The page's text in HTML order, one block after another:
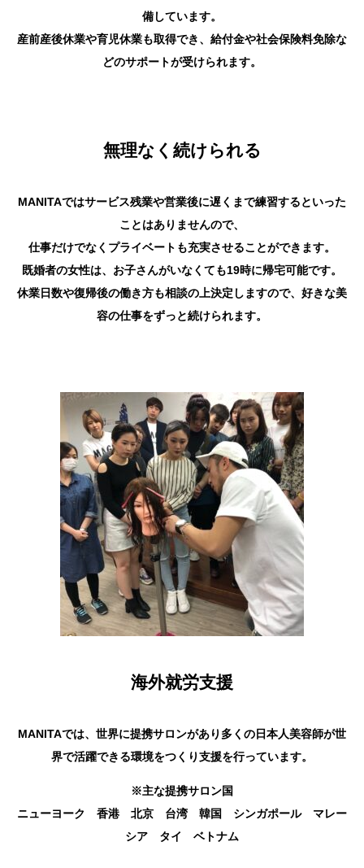
備しています。
産前産後休業や育児休業も取得でき、給付金や社会保険料免除な
どのサポートが受けられます。
無理なく続けられる
MANITAではサービス残業や営業後に遅くまで練習するといった
ことはありませんので、
仕事だけでなくプライベートも充実させることができます。
既婚者の女性は、お子さんがいなくても19時に帰宅可能です。
休業日数や復帰後の働き方も相談の上決定しますので、好きな美
容の仕事をずっと続けられます。
海外就労支援
MANITAでは、世界に提携サロンがあり多くの日本人美容師が世
界で活躍できる環境をつくり支援を行っています。
※主な提携サロン国
ニューヨーク 香港 北京 台湾 韓国 シンガポール マレー
シア タイ ベトナム